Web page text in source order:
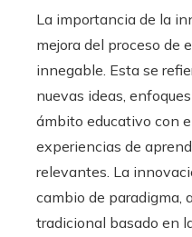
La importancia de la
mejora del proceso de
innegable. Esta se
nuevas ideas,
ámbito educativo con
experiencias de
relevantes. La
cambio de paradigma,
tradicional basado en